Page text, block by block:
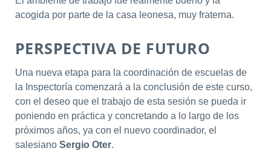
acogida por parte de la casa leonesa, muy fraterna.
PERSPECTIVA DE FUTURO
Una nueva etapa para la coordinación de escuelas de
la Inspectoría comenzará a la conclusión de este curso,
con el deseo que el trabajo de esta sesión se pueda ir
poniendo en práctica y concretando a lo largo de los
próximos años, ya con el nuevo coordinador, el
salesiano Sergio Oter.